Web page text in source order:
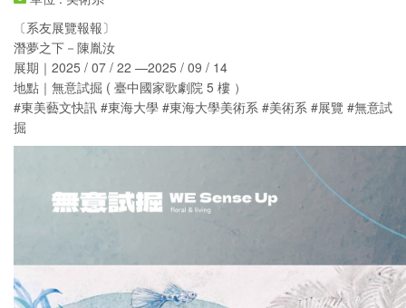
〔系友展覽報報〕
潛夢之下－陳胤汝
展期｜2025 / 07 / 22 —2025 / 09 / 14
地點｜無意試掘 ( 臺中國家歌劇院 5 樓 ）
#東美藝文快訊 #東海大學 #東海大學美術系 #美術系 #展覽 #無意試
掘